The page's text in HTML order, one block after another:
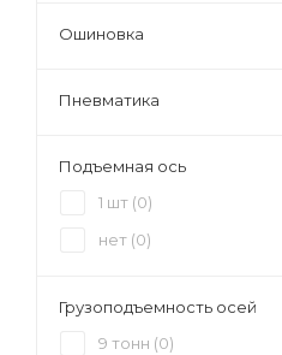
Ошиновка
Пневматика
Подъемная ось
1 шт (0)
нет (0)
Грузоподъемность осей
9 тонн (0)